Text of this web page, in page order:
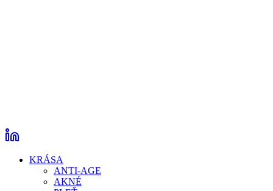
KRÁSA
ANTI-AGE
AKNÉ